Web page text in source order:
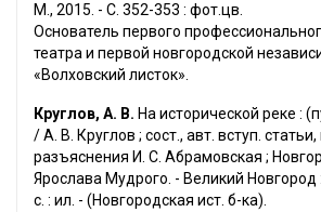
М., 2015. - С. 352-353 : фот.цв.
Основатель первого
театра и первой новгородской
«Волховский листок».
Круглов, А. В. На исторической реке :
/ А. В. Круглов ; сост., авт. вступ.
разъяснения И. С. Абрамовская ;
Ярослава Мудрого. - Великий Новгород
с. : ил. - (Новгородская ист. б-ка).